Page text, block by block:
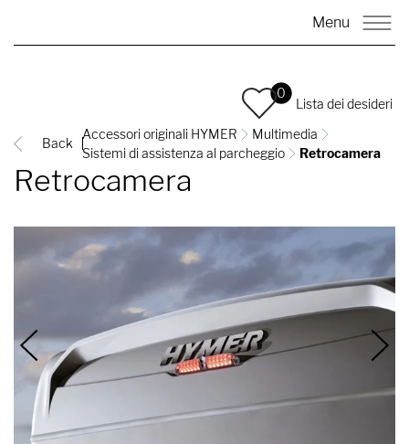
Menu
0
Lista dei desideri
Back
Accessori originali HYMER
Multimedia
Sistemi di assistenza al parcheggio
Retrocamera
Retrocamera